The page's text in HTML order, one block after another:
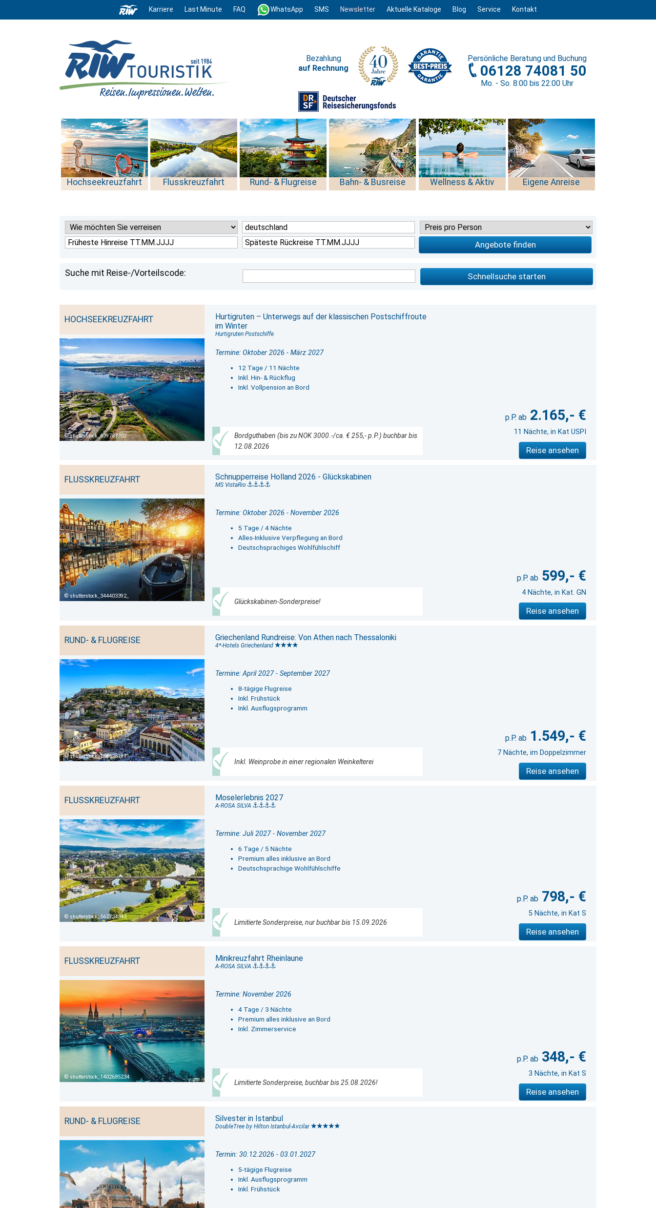
Karriere Last Minute FAQ WhatsApp SMS Newsletter Aktuelle Kataloge Blog Service Kontakt
Persönliche Beratung und Buchung
06128 74081 50
Mo. - So. 8:00 bis 22:00 Uhr
Bezahlung
auf Rechnung
Hochseekreuzfahrt Flusskreuzfahrt Rund- & Flugreise Bahn- & Busreise Wellness & Aktiv Eigene Anreise
Angebote finden
Suche mit Reise-/Vorteilscode: Schnellsuche starten
HOCHSEEKREUZFAHRT
shutterstock_639787702
Hurtigruten – Unterwegs auf der klassischen Postschiffroute
im Winter
Hurtigruten Postschiffe
Termine: Oktober 2026 - März 2027
12 Tage / 11 Nächte
Inkl. Hin- & Rückflug
Inkl. Vollpension an Bord
Bordguthaben (bis zu NOK 3000.-/ca. € 255,- p.P.) buchbar bis
12.08.2026
2.165,- €
11 Nächte, in Kat USPI
Reise ansehen
FLUSSKREUZFAHRT
shutterstock_344403392_
Schnupperreise Holland 2026 - Glückskabinen
MS VistaRio
Termine: Oktober 2026 - November 2026
5 Tage / 4 Nächte
Alles-Inklusive Verpflegung an Bord
Deutschsprachiges Wohlfühlschiff
Glückskabinen-Sonderpreise!
599,- €
4 Nächte, in Kat. GN
Reise ansehen
RUND- & FLUGREISE
shutterstock_188628197
Griechenland Rundreise: Von Athen nach Thessaloniki
4*-Hotels Griechenland
Termine: April 2027 - September 2027
8-tägige Flugreise
Inkl. Frühstück
Inkl. Ausflugsprogramm
Inkl. Weinprobe in einer regionalen Weinkelterei
1.549,- €
7 Nächte, im Doppelzimmer
Reise ansehen
FLUSSKREUZFAHRT
shutterstock_562734343
Moselerlebnis 2027
A-ROSA SILVA
Termine: Juli 2027 - November 2027
6 Tage / 5 Nächte
Premium alles inklusive an Bord
Deutschsprachige Wohlfühlschiffe
Limitierte Sonderpreise, nur buchbar bis 15.09.2026
798,- €
5 Nächte, in Kat S
Reise ansehen
FLUSSKREUZFAHRT
shutterstock_1402685234
Minikreuzfahrt Rheinlaune
A-ROSA SILVA
Termine: November 2026
4 Tage / 3 Nächte
Premium alles inklusive an Bord
Inkl. Zimmerservice
Limitierte Sonderpreise, buchbar bis 25.08.2026!
348,- €
3 Nächte, in Kat S
Reise ansehen
RUND- & FLUGREISE Silvester in Istanbul
DoubleTree by Hilton Istanbul-Avcilar
Termin: 30.12.2026 - 03.01.2027
5-tägige Flugreise
Inkl. Ausflugsprogramm
Inkl. Frühstück